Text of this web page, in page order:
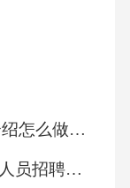
买家通知-公众号模板消息介绍怎么做？看这篇就够了
2026年中山市博爱医院医护人员招聘笔试备考试题及答案详解